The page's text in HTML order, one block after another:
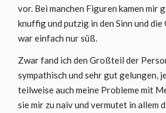
vor. Bei manchen Figuren kamen mir
knuffig und putzig in den Sinn und die
war einfach nur süß.
Zwar fand ich den Großteil der
sympathisch und sehr gut gelungen,
teilweise auch meine Probleme mit
sie mir zu naiv und vermutet in allem